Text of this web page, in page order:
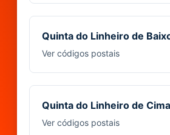
Quinta do Linheiro de
Ver códigos postais
Quinta do Linheiro de Cima
Ver códigos postais